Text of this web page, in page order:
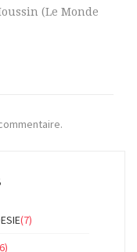
(Le Monde
(7)